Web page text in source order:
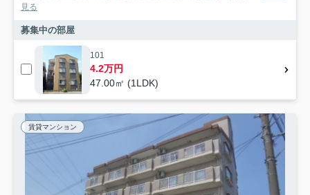
見る
募集中の部屋
101
4.2万円
47.00㎡ (1LDK)
賃貸マンション